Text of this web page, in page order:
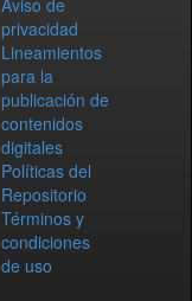
Aviso de
privacidad
Lineamientos
para la
publicación de
contenidos
digitales
Políticas del
Repositorio
Términos y
condiciones
de uso